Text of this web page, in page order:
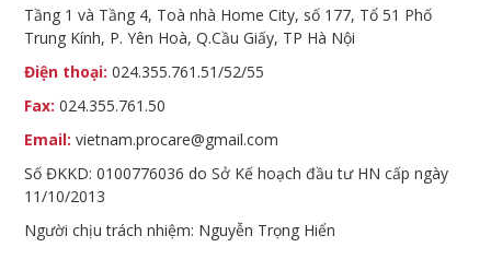
Tầng 1 và Tầng 4, Toà nhà Home City, số 177, Tổ 51 Phố
Trung Kính, P. Yên Hoà, Q.Cầu Giấy, TP Hà Nội
Điện thoại: 024.355.761.51/52/55
Fax: 024.355.761.50
Email: vietnam.procare@gmail.com
Số ĐKKD: 0100776036 do Sở Kế hoạch đầu tư HN cấp ngày
11/10/2013
Người chịu trách nhiệm: Nguyễn Trọng Hiển